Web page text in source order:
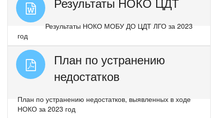
Результаты НОКО МОБУ ДО ЦДТ ЛГО за 2023
год
План по устранению
недостатков
План по устранению недостатков, выявленных в ходе
НОКО за 2023 год